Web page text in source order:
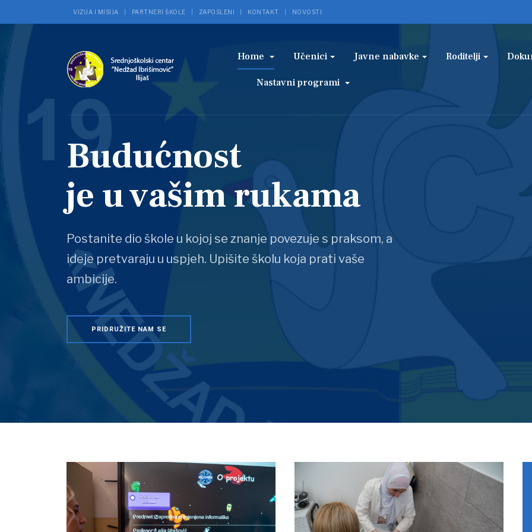
VIZIJA I MISIJA PARTNERI ŠKOLE ZAPOSLENI KONTAKT NOVOSTI
Home Učenici Javne nabavke Roditelji
Nastavni programi
Budućnost
je u vašim rukama
Postanite dio škole u kojoj se znanje povezuje s praksom, a
ideje pretvaraju u uspjeh. Upišite školu koja prati vaše
ambicije.
PRIDRUŽITE NAM SE